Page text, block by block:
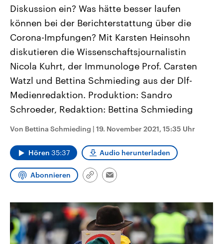
Diskussion ein? Was hätte besser laufen
können bei der Berichterstattung über die
Corona-Impfungen? Mit Karsten Heinsohn
diskutieren die Wissenschaftsjournalistin
Nicola Kuhrt, der Immunologe Prof. Carsten
Watzl und Bettina Schmieding aus der Dlf-
Medienredaktion. Produktion: Sandro
Schroeder, Redaktion: Bettina Schmieding
Von Bettina Schmieding | 19. November 2021, 15:35 Uhr
Hören 35:37 Audio herunterladen
Abonnieren
Link
Email